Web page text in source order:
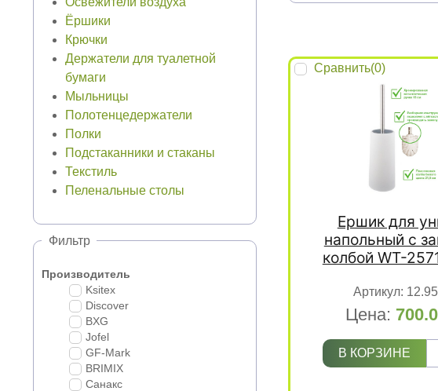
Ёршики
Крючки
Держатели для туалетной
бумаги
Мыльницы
Полотенцедержатели
Полки
Подстаканники и стаканы
Текстиль
Пеленальные столы
Фильтр
Производитель
Ksitex
Discover
BXG
Jofel
GF-Mark
BRIMIX
Санакс
Сравнить(0)
Ершик для
напольный с
колбой WT-
Артикул:
Цена:
В КОРЗИНЕ